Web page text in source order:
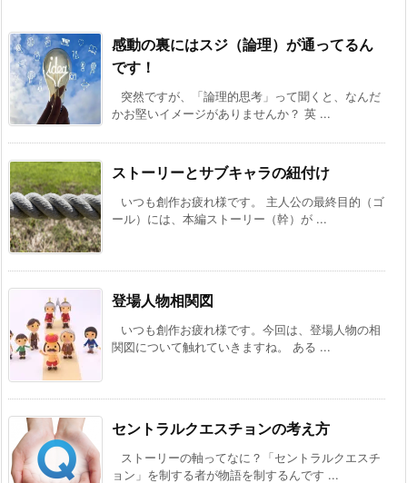
感動の裏にはスジ（論理）が通ってるん
です！
突然ですが、「論理的思考」って聞くと、なんだ
かお堅いイメージがありませんか？ 英 ...
ストーリーとサブキャラの紐付け
いつも創作お疲れ様です。 主人公の最終目的（ゴ
ール）には、本編ストーリー（幹）が ...
登場人物相関図
いつも創作お疲れ様です。今回は、登場人物の相
関図について触れていきますね。 ある ...
セントラルクエスチョンの考え方
ストーリーの軸ってなに？「セントラルクエスチ
ョン」を制する者が物語を制するんです ...